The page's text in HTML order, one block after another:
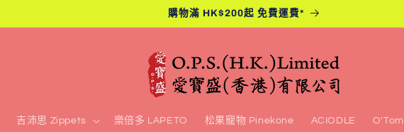
購物滿 HK$200起 免費運費*
吉沛思 Zippets 樂倍多 LAPETO 松果寵物 Pinekone ACIODLE O'Tom